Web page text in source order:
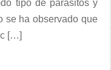
tipo de parásitos y
se ha observado que
[…]